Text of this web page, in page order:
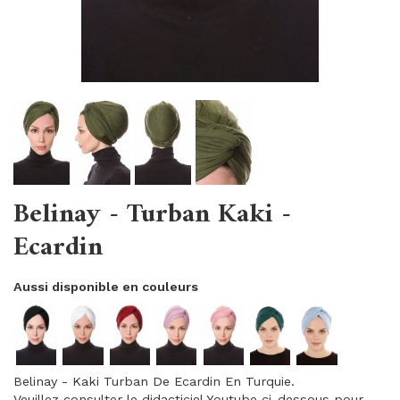
Belinay - Turban Kaki -
Ecardin
Aussi disponible en couleurs
Belinay - Kaki Turban De Ecardin En Turquie.